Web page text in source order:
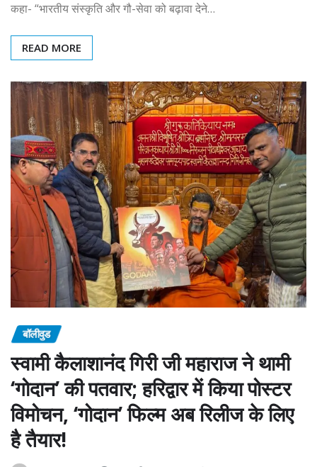
कहा- “भारतीय संस्कृति और गौ-सेवा को बढ़ावा देने…
READ MORE
बॉलीवुड
स्वामी कैलाशानंद गिरी जी महाराज ने थामी
‘गोदान’ की पतवार; हरिद्वार में किया पोस्टर
विमोचन, ‘गोदान’ फिल्म अब रिलीज के लिए
है तैयार!